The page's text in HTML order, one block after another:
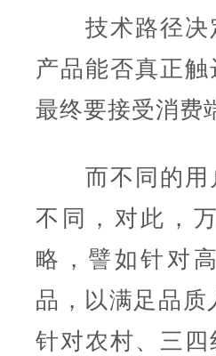
技术路径决
产品能否真正
最终要接受消费
而不同的用
不同，对此，
略，譬如针对
品，以满足品
针对农村、三